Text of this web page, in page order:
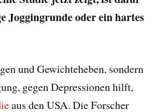
Joggingrunde oder ein hartes
und Gewichteheben, sondern
gegen Depressionen hilft,
aus den USA. Die Forscher